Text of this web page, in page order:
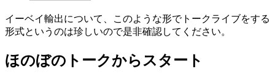
イーベイ輸出について、このような形でトークライブをする
形式というのは珍しいので是非確認してください。
ほのぼのトークからスタート